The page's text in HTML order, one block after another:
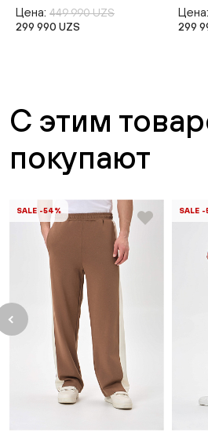
Цена: 449 990 UZS
299 990 UZS
Цена:
299
С этим
покупают
SALE -54% SALE -